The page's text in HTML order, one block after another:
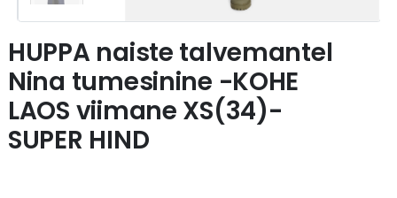
HUPPA naiste talvemantel
Nina tumesinine -KOHE
LAOS viimane XS(34)-
SUPER HIND